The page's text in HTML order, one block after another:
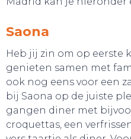
Saona
Heb jij zin om op eerste
genieten samen met
ook nog eens voor een
bij Saona op de juiste
gangen diner met
croquettas, een